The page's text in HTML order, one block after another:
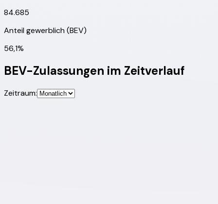
84.685
Anteil gewerblich (BEV)
56,1%
BEV-Zulassungen im Zeitverlauf
Zeitraum: